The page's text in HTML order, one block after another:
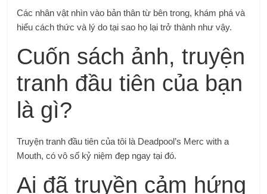
Các nhân vật nhìn vào bản thân từ bên trong, khám phá và
hiểu cách thức và lý do tại sao họ lại trở thành như vậy.
Cuốn sách ảnh, truyện
tranh đầu tiên của bạn
là gì?
Truyện tranh đầu tiên của tôi là Deadpool’s Merc with a
Mouth, có vô số kỷ niệm đẹp ngay tại đó.
Ai đã truyền cảm hứng